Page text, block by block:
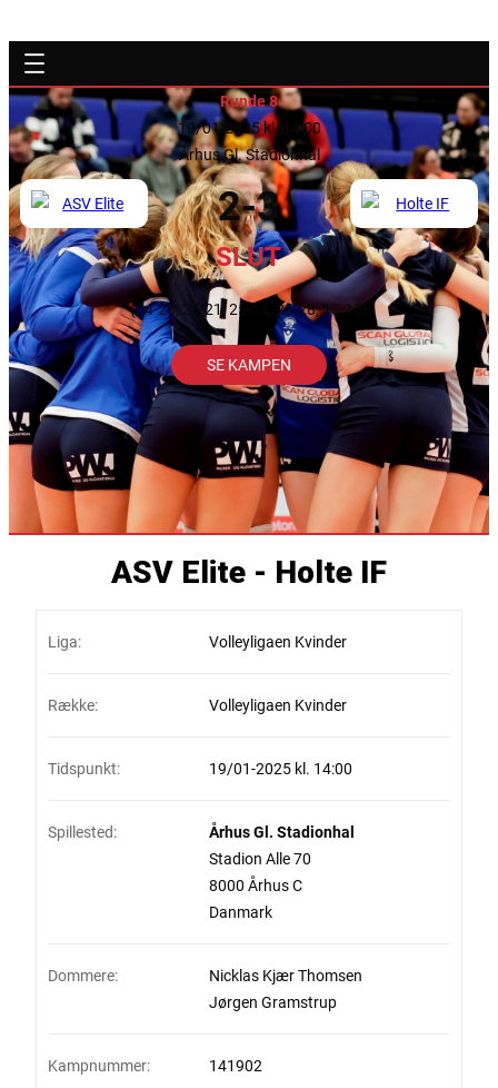
Runde 8
19/01-2025 kl. 14:00
Århus Gl. Stadionhal
2-3
SLUT
(24-26, 25-21, 25-14, 26-28, 13-15)
SE KAMPEN
ASV Elite - Holte IF
Liga: Volleyligaen Kvinder
Række: Volleyligaen Kvinder
Tidspunkt: 19/01-2025 kl. 14:00
Spillested:
Århus Gl. Stadionhal
Stadion Alle 70
8000 Århus C
Danmark
Dommere:
Nicklas Kjær Thomsen
Jørgen Gramstrup
Kampnummer: 141902